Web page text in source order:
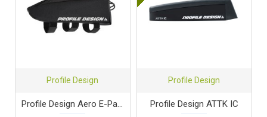
Profile Design
Profile Design Aero E-Pack
Profile Design
Profile Design ATTK IC